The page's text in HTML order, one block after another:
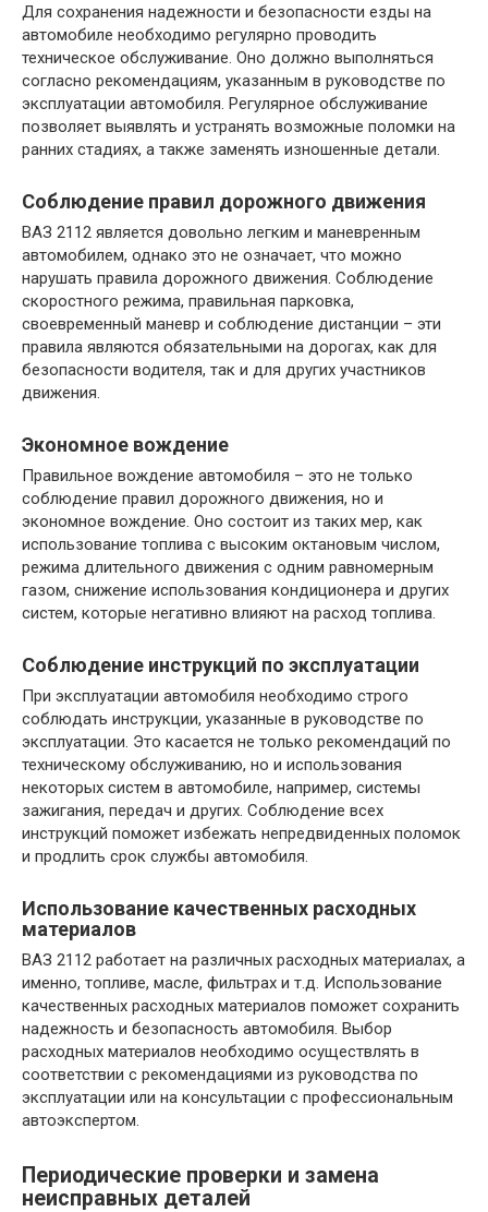
Для сохранения надежности и безопасности езды на
автомобиле необходимо регулярно проводить
техническое обслуживание. Оно должно выполняться
согласно рекомендациям, указанным в руководстве по
эксплуатации автомобиля. Регулярное обслуживание
позволяет выявлять и устранять возможные поломки на
ранних стадиях, а также заменять изношенные детали.
Соблюдение правил дорожного движения
ВАЗ 2112 является довольно легким и маневренным
автомобилем, однако это не означает, что можно
нарушать правила дорожного движения. Соблюдение
скоростного режима, правильная парковка,
своевременный маневр и соблюдение дистанции – эти
правила являются обязательными на дорогах, как для
безопасности водителя, так и для других участников
движения.
Экономное вождение
Правильное вождение автомобиля – это не только
соблюдение правил дорожного движения, но и
экономное вождение. Оно состоит из таких мер, как
использование топлива с высоким октановым числом,
режима длительного движения с одним равномерным
газом, снижение использования кондиционера и других
систем, которые негативно влияют на расход топлива.
Соблюдение инструкций по эксплуатации
При эксплуатации автомобиля необходимо строго
соблюдать инструкции, указанные в руководстве по
эксплуатации. Это касается не только рекомендаций по
техническому обслуживанию, но и использования
некоторых систем в автомобиле, например, системы
зажигания, передач и других. Соблюдение всех
инструкций поможет избежать непредвиденных поломок
и продлить срок службы автомобиля.
Использование качественных расходных
материалов
ВАЗ 2112 работает на различных расходных материалах, а
именно, топливе, масле, фильтрах и т.д. Использование
качественных расходных материалов поможет сохранить
надежность и безопасность автомобиля. Выбор
расходных материалов необходимо осуществлять в
соответствии с рекомендациями из руководства по
эксплуатации или на консультации с профессиональным
автоэкспертом.
Периодические проверки и замена
неисправных деталей